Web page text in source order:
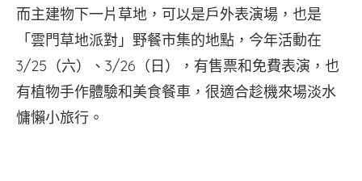
而主建物下一片草地，可以是戶外表演場，也是
「雲門草地派對」野餐市集的地點，今年活動在
3/25（六）、3/26（日），有售票和免費表演，也
有植物手作體驗和美食餐車，很適合趁機來場淡水
慵懶小旅行。